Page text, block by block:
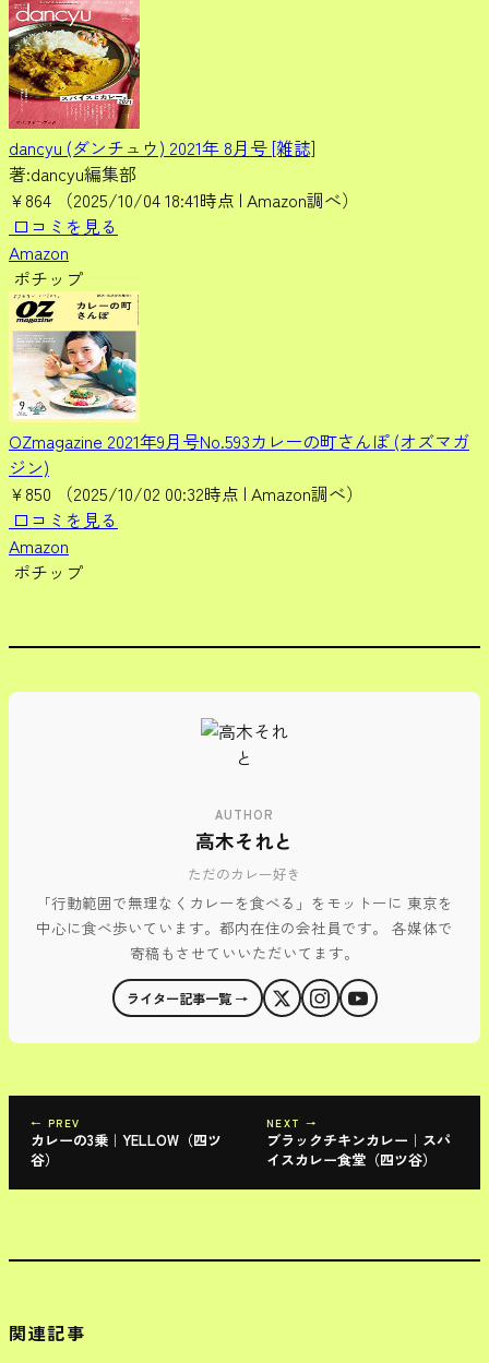
dancyu (ダンチュウ) 2021年 8月号 [雑誌]
著:dancyu編集部
¥864
（2025/10/04 18:41時点 | Amazon調べ）
口コミを見る
Amazon
ポチップ
OZmagazine 2021年9月号No.593カレーの町さんぽ (オズマガ
ジン)
¥850
（2025/10/02 00:32時点 | Amazon調べ）
口コミを見る
Amazon
ポチップ
AUTHOR
高木それと
ただのカレー好き
「行動範囲で無理なくカレーを食べる」をモットーに 東京を
中心に食べ歩いています。都内在住の会社員です。 各媒体で
寄稿もさせていいただいてます。
ライター記事一覧 →
← PREV
カレーの3乗｜YELLOW（四ツ
谷）
NEXT →
ブラックチキンカレー｜スパ
イスカレー食堂（四ツ谷）
関連記事